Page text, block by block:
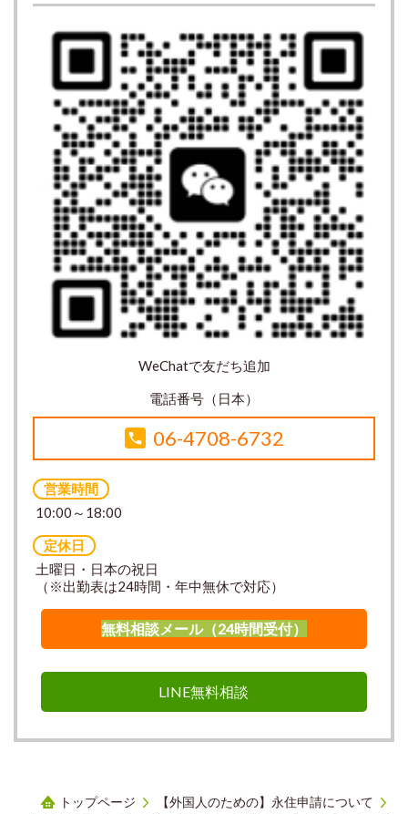
WeChatで友だち追加
電話番号（日本）
06-4708-6732
営業時間
10:00～18:00
定休日
土曜日・日本の祝日
（※出勤表は24時間・年中無休で対応）
無料相談メール（24時間受付）
LINE無料相談
トップページ
【外国人のための】永住申請について